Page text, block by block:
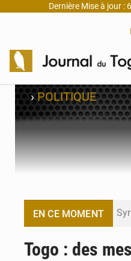
Dernière Mise à jour :
›POLITIQUE
EN CE MOMENT
Togo : des